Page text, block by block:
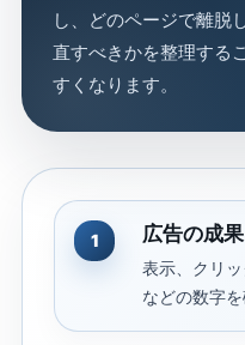
し、どのページで離脱
直すべきかを整理する
すくなります。
1 広告の成
表示、クリ
などの数字を